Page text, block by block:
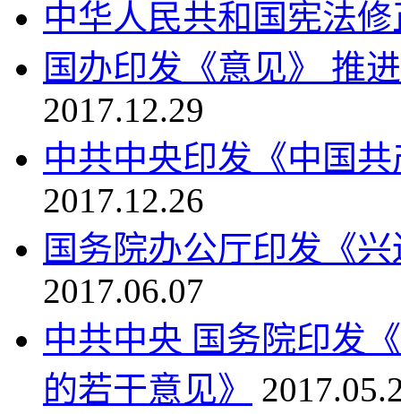
中华人民共和国宪法
国办印发《意见》 推
2017.12.29
中共中央印发《中国
2017.12.26
国务院办公厅印发《
2017.06.07
中共中央 国务院印发
的若干意见》